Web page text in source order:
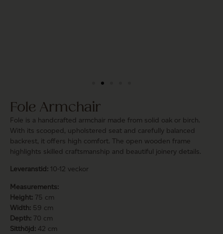
Fole Armchair
Fole is a handcrafted armchair made from solid oak or birch.
With its scooped, upholstered seat and carefully balanced
backrest, it offers high comfort. The open wooden frame
highlights skilled craftsmanship and beautiful joinery details.
Leveranstid: 10-12 veckor
Measurements:
Height: 75 cm
Width: 59 cm
Depth: 70 cm
Sitthöjd: 42 cm